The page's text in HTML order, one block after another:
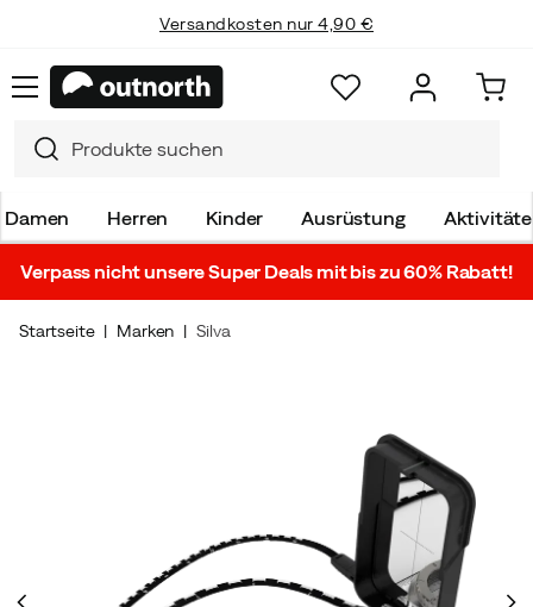
Versandkosten nur 4,90 €
Damen Herren Kinder Ausrüstung
Verpass nicht unsere Super Deals mit bis zu 60% Rabatt!
Startseite Marken Silva